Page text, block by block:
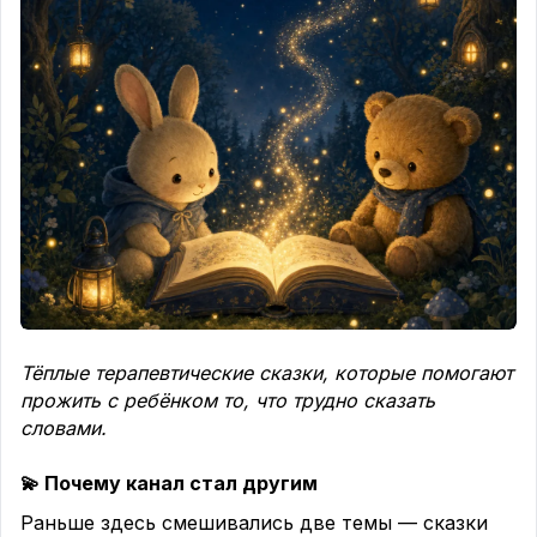
— Ко мне «а вдруг» прилетают, — прошептала
Стеша. — Их много. Они шуршат.
Бабушка не сказала «глупости» и не сказала «спи
давай». Она ушла на кухню и вернулась с
маленькой деревянной шкатулкой.
— Это, — сказала бабушка, — шкатулка для
тревог. Смотри, как она работает. Каждый твой
«а вдруг» мы поймаем, посадим сюда и закроем
крышечку. До утра.
— А зачем до утра? — удивилась Стеша.
— Потому что тревоги — они как ночные
мотыльки. В темноте кажутся огромными и
страшными. А днём, при свете, ты откроешь
маленькие. Некоторые вообще растают сами.
И они начали ловить. «А вдруг завтра дождь» —
Тёплые терапевтические сказки, которые помогают
прожить с ребёнком то, что трудно сказать
словами.
💫 Почему канал стал другим
Раньше здесь смешивались две темы — сказки